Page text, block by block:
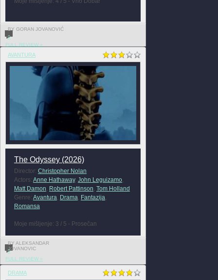
BY GORAN JOVANOVIĆ
0
FULL REVIEW »
AVANTURA
The Odyssey (2026)
Director: Christopher Nolan
Actors: Anne Hathaway, John Leguizamo,
Matt Damon Robert Pattinson Tom Holland
Genre: Avantura Drama Fantazija
Romansa
Moje mišljenje: 3 / 5 - Prosečan
BY ALEKSANDAR
JOVANOVIC
0
FULL REVIEW »
DRAMA